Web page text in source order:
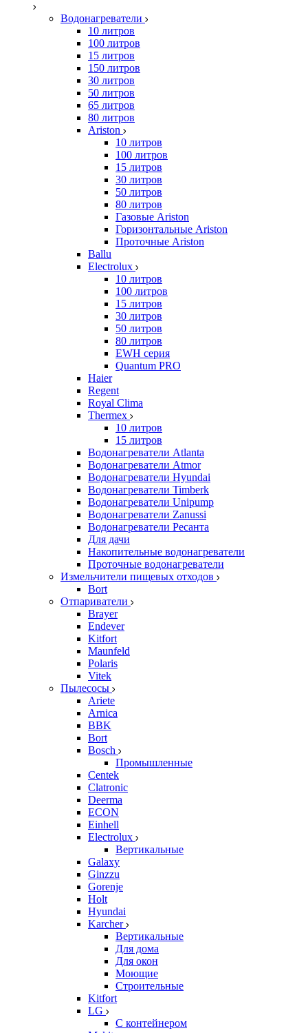
Водонагреватели
10 литров
100 литров
15 литров
150 литров
30 литров
50 литров
65 литров
80 литров
Ariston
10 литров
100 литров
15 литров
30 литров
50 литров
80 литров
Газовые Ariston
Горизонтальные Ariston
Проточные Ariston
Ballu
Electrolux
10 литров
100 литров
15 литров
30 литров
50 литров
80 литров
EWH серия
Quantum PRO
Haier
Regent
Royal Clima
Thermex
10 литров
15 литров
Водонагреватели Atlanta
Водонагреватели Atmor
Водонагреватели Hyundai
Водонагреватели Timberk
Водонагреватели Unipump
Водонагреватели Zanussi
Водонагреватели Ресанта
Для дачи
Накопительные водонагреватели
Проточные водонагреватели
Измельчители пищевых отходов
Bort
Отпариватели
Brayer
Endever
Kitfort
Maunfeld
Polaris
Vitek
Пылесосы
Ariete
Arnica
BBK
Bort
Bosch
Промышленные
Centek
Clatronic
Deerma
ECON
Einhell
Electrolux
Вертикальные
Galaxy
Ginzzu
Gorenje
Holt
Hyundai
Karcher
Вертикальные
Для дома
Для окон
Моющие
Строительные
Kitfort
LG
С контейнером